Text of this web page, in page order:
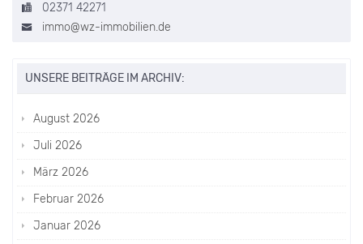
02371 42271
immo@wz-immobilien.de
UNSERE BEITRÄGE IM ARCHIV:
August 2026
Juli 2026
März 2026
Februar 2026
Januar 2026